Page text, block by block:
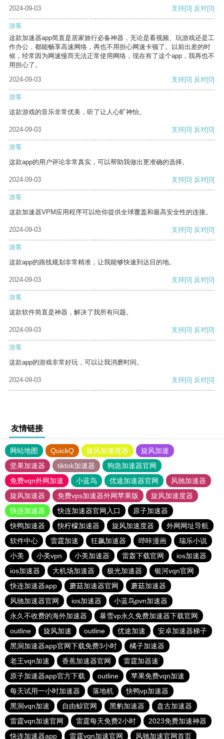
2024-09-03
支持[0] 反对[0]
游客
这款加速器app简直是居家旅行必备神器，无论是看视频、玩游戏还是工
作办公，都能畅享高速网络，再也不用担心网速卡顿了。以前出差的时
候，经常因为网速慢而无法正常使用网络，现在有了这个app，我再也不
用担心了。
2024-09-03
支持[0] 反对[0]
游客
这款游戏的音乐非常优美，听了让人心旷神怡。
2024-09-03 支持[0] 反对[0]
游客
这款app的用户评论非常真实，可以帮助我做出更准确的选择。
2024-09-03 支持[0] 反对[0]
游客
这款加速器VPM应用程序可以给你提供全球覆盖和最高安全性的连接。
2024-09-03 支持[0] 反对[0]
游客
这款app的路线规划非常精准，让我能够快速到达目的地。
2024-09-03 支持[0] 反对[0]
游客
这款软件简直是神器，解决了我所有问题。
2024-09-03 支持[0] 反对[0]
游客
这款app的游戏非常好玩，可以让我消磨时间。
2024-09-03 支持[0] 反对[0]
友情链接
网站地图 QuickQ 旋风加速度器
旋风加速
坚果加速器
tiktok加速器
狗急加速器官网
免费vqn外网加速
小蓝鸟 优途加速器官网
风驰加速器
旋风加速器
免费vps加速器外网苹果版
旋风加速度器
快连加速器
快连加速器官网入口
原子加速器
快鸭加速器
快柠檬加速器 旋风加速度器
外网网址导航
软件中心
雷霆加速 狂飙加速器 哔咔漫画
瑞乐小说
小美
小美vpn 小美加速器 雷轰下载官网
ios加速器
ios加速器
大机场加速器 极光加速器
银河vqn官网
快连加速器app
蘑菇加速器官网
蘑菇加速器
风驰加速器官网
ios加速器
小蓝鸟pvn加速器
永久不收费的海外加速器
暴雪vp永久免费加速器下载官网
outline
旋风加速 outline 优途加速
安卓加速器梯子
黑洞加速器app官网下载免费3小时
橘子加速器
老王vqn加速
香蕉加速器官网
雷霆加器速
原子加速器app官方下载
outline
苹果免费vqn加速
每天试用一小时加速器
落地机
快鸭vp加速器
黑洞vqn加速
自由鲸官网 黑豹加速器
盘古加速器
雷霆vqn加速官网
雷霆每天免费2小时
2023免费加速神器
快连加速器app
雷霆vqn加速官网 风驰加速官网首页